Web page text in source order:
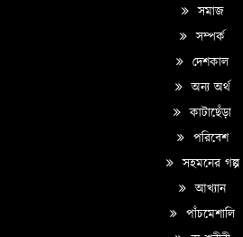
সমাজ
সম্পর্ক
দেশকাল
অন্য অর্থ
কাটাছেঁড়া
পরিবেশ
সহমনের গল্প
আখ্যান
পাঁচমেশালি